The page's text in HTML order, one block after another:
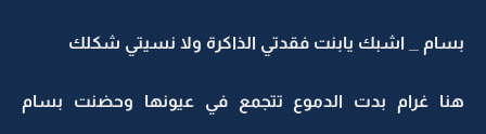
بسام _ اشبك يابنت فقدتي الذاكرة ولا نسيتي شكلك
هنا غرام بدت الدموع تتجمع في عيونها وحضنت بسام